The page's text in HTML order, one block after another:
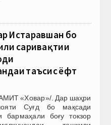
Истаравшан бо
саривақтии
таъсис ёфт
«Ховар»/. Дар шаҳри
Суғд бо мақсади
бармаҳали боғу токзор